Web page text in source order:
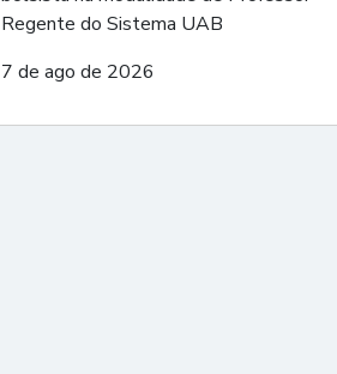
Regente do Sistema UAB
7 de ago de 2026